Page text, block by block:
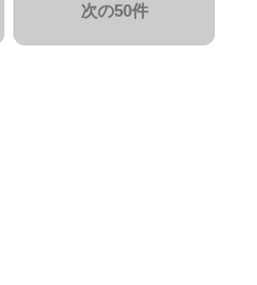
次の50件